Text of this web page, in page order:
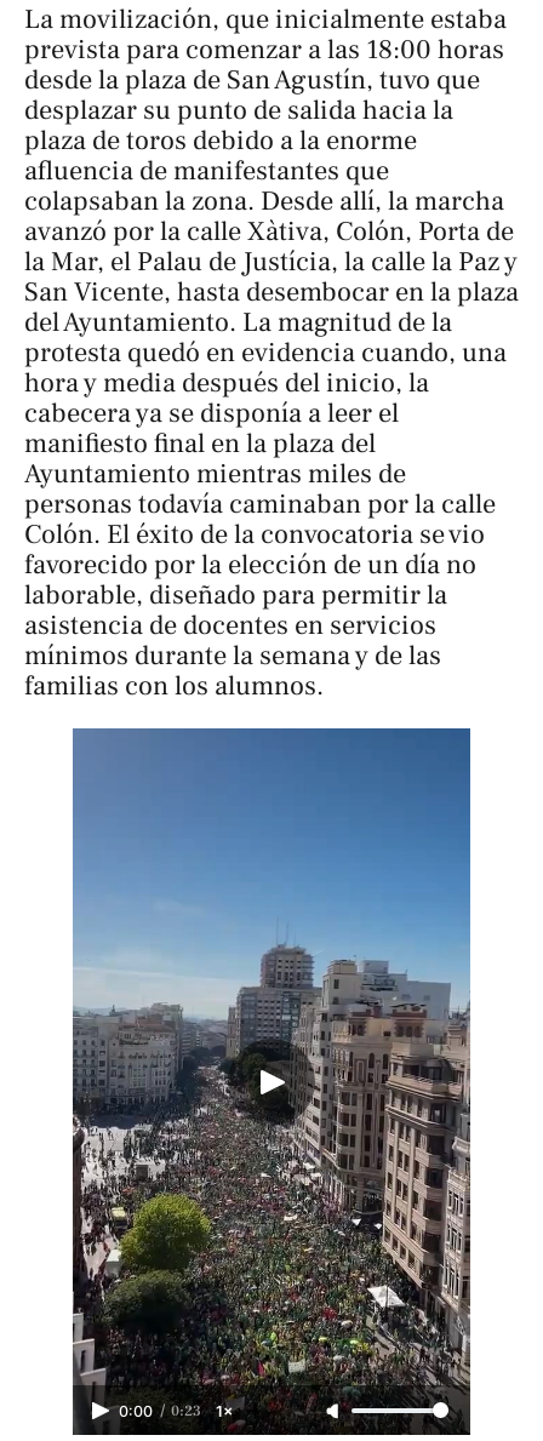
La movilización, que inicialmente estaba
prevista para comenzar a las 18:00 horas
desde la plaza de San Agustín, tuvo que
desplazar su punto de salida hacia la
plaza de toros debido a la enorme
afluencia de manifestantes que
colapsaban la zona. Desde allí, la marcha
avanzó por la calle Xàtiva, Colón, Porta de
la Mar, el Palau de Justícia, la calle la Paz y
San Vicente, hasta desembocar en la plaza
del Ayuntamiento. La magnitud de la
protesta quedó en evidencia cuando, una
hora y media después del inicio, la
cabecera ya se disponía a leer el
manifiesto final en la plaza del
Ayuntamiento mientras miles de
personas todavía caminaban por la calle
Colón. El éxito de la convocatoria se vio
favorecido por la elección de un día no
laborable, diseñado para permitir la
asistencia de docentes en servicios
mínimos durante la semana y de las
familias con los alumnos.
0:00 / 0:23 1×